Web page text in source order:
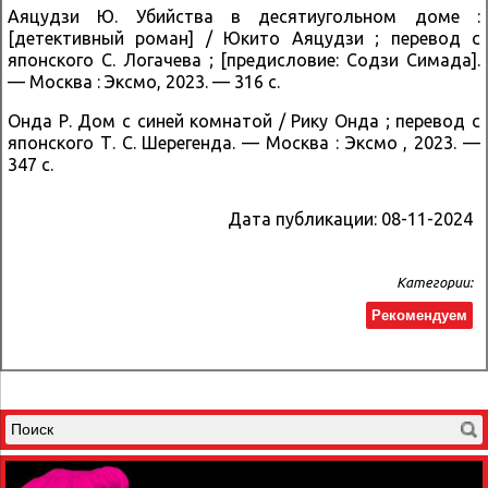
Аяцудзи Ю. Убийства в десятиугольном доме :
[детективный роман] / Юкито Аяцудзи ; перевод с
японского С. Логачева ; [предисловие: Содзи Симада].
— Москва : Эксмо, 2023. — 316 с.
Онда Р. Дом с синей комнатой / Рику Онда ; перевод с
японского Т. С. Шерегенда. — Москва : Эксмо , 2023. —
347 с.
Дата публикации: 08-11-2024
Категории:
Рекомендуем